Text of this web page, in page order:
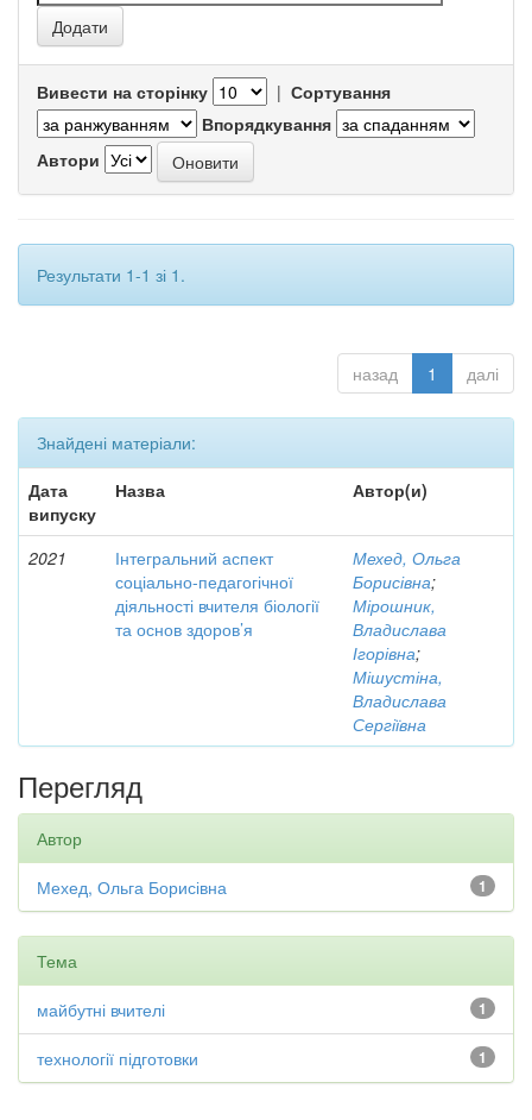
Вивести на сторінку | Сортування
Впорядкування
Автори
Результати 1-1 зі 1.
назад 1 далі
Знайдені матеріали:
Дата
випуску
Назва Автор(и)
2021
Інтегральний аспект
соціально-педагогічної
діяльності вчителя біології
та основ здоров’я
Мехед, Ольга
Борисівна;
Мірошник,
Владислава
Ігорівна;
Мішустіна,
Владислава
Сергіївна
Перегляд
Автор
1
Мехед, Ольга Борисівна
Тема
1
майбутні вчителі
1
технології підготовки